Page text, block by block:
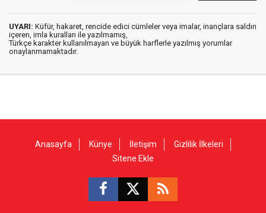
UYARI: Küfür, hakaret, rencide edici cümleler veya imalar, inançlara saldırı
içeren, imla kuralları ile yazılmamış,
Türkçe karakter kullanılmayan ve büyük harflerle yazılmış yorumlar
onaylanmamaktadır.
Anasayfa Künye İletişim
Gizlilik İlkeleri
Sitene Ekle